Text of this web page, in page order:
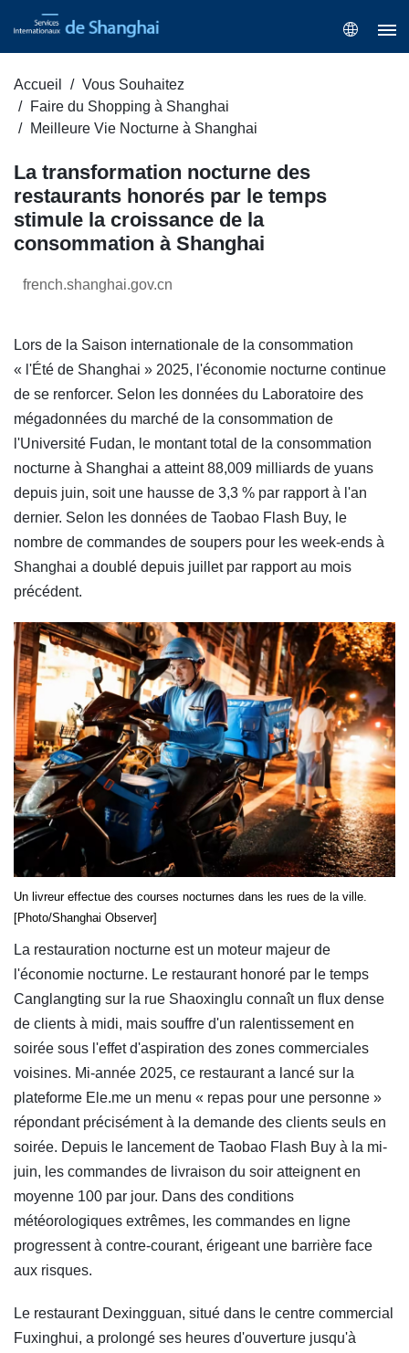
Accueil
Vous Souhaitez
Faire du Shopping à Shanghai
Meilleure Vie Nocturne à Shanghai
La transformation nocturne des
restaurants honorés par le temps
stimule la croissance de la
consommation à Shanghai
french.shanghai.gov.cn
Lors de la Saison internationale de la consommation
« l'Été de Shanghai » 2025, l'économie nocturne continue
de se renforcer. Selon les données du Laboratoire des
mégadonnées du marché de la consommation de
l'Université Fudan, le montant total de la consommation
nocturne à Shanghai a atteint 88,009 milliards de yuans
depuis juin, soit une hausse de 3,3 % par rapport à l'an
dernier. Selon les données de Taobao Flash Buy, le
nombre de commandes de soupers pour les week-ends à
Shanghai a doublé depuis juillet par rapport au mois
précédent.
Un livreur effectue des courses nocturnes dans les rues de la ville.
[Photo/Shanghai Observer]
La restauration nocturne est un moteur majeur de
l'économie nocturne. Le restaurant honoré par le temps
Canglangting sur la rue Shaoxinglu connaît un flux dense
de clients à midi, mais souffre d'un ralentissement en
soirée sous l'effet d'aspiration des zones commerciales
voisines. Mi-année 2025, ce restaurant a lancé sur la
plateforme Ele.me un menu « repas pour une personne »
répondant précisément à la demande des clients seuls en
soirée. Depuis le lancement de Taobao Flash Buy à la mi-
juin, les commandes de livraison du soir atteignent en
moyenne 100 par jour. Dans des conditions
météorologiques extrêmes, les commandes en ligne
progressent à contre-courant, érigeant une barrière face
aux risques.
Le restaurant Dexingguan, situé dans le centre commercial
Fuxinghui, a prolongé ses heures d'ouverture jusqu'à